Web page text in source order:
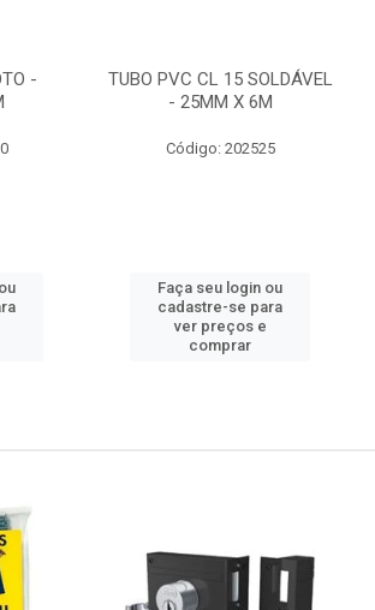
-
TUBO PVC CL 15 SOLDÁVEL
- 25MM X 6M
Código: 202525
Faça seu login ou
cadastre-se para
ver preços e
comprar